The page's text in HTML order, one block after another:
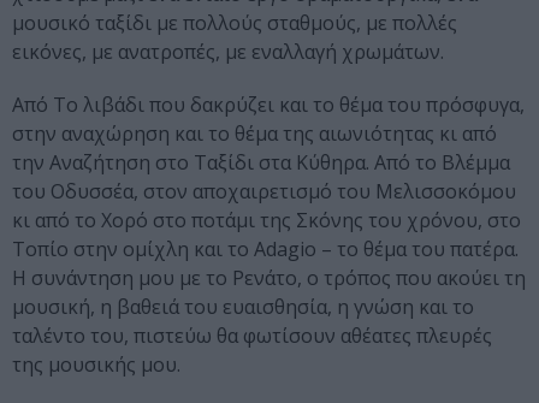
μουσικό ταξίδι με πολλούς σταθμούς, με πολλές
εικόνες, με ανατροπές, με εναλλαγή χρωμάτων.
Από Το λιβάδι που δακρύζει και το θέμα του πρόσφυγα,
στην αναχώρηση και το θέμα της αιωνιότητας κι από
την Αναζήτηση στο Ταξίδι στα Κύθηρα. Από το Βλέμμα
του Οδυσσέα, στον αποχαιρετισμό του Μελισσοκόμου
κι από το Χορό στο ποτάμι της Σκόνης του χρόνου, στο
Τοπίο στην ομίχλη και το Adagio – το θέμα του πατέρα.
Η συνάντηση μου με το Ρενάτο, ο τρόπος που ακούει τη
μουσική, η βαθειά του ευαισθησία, η γνώση και το
ταλέντο του, πιστεύω θα φωτίσουν αθέατες πλευρές
της μουσικής μου.